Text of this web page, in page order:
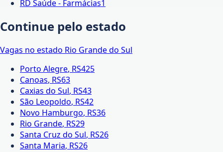
RD Saúde - Farmácias1
Continue pelo estado
Vagas no estado Rio Grande do Sul
Porto Alegre, RS425
Canoas, RS63
Caxias do Sul, RS43
São Leopoldo, RS42
Novo Hamburgo, RS36
Rio Grande, RS29
Santa Cruz do Sul, RS26
Santa Maria, RS26